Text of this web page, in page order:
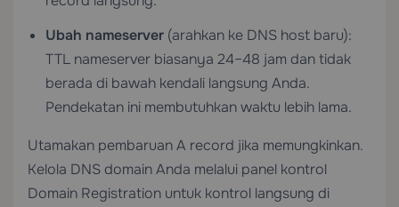
Ubah nameserver (arahkan ke DNS host baru):
TTL nameserver biasanya 24–48 jam dan tidak
berada di bawah kendali langsung Anda.
Pendekatan ini membutuhkan waktu lebih lama.
Utamakan pembaruan A record jika memungkinkan.
Kelola DNS domain Anda melalui panel kontrol
Domain Registration untuk kontrol langsung di